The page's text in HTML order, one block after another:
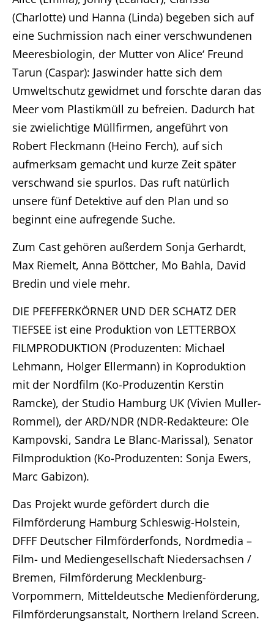
(Charlotte) und Hanna (Linda) begeben sich auf
eine Suchmission nach einer verschwundenen
Meeresbiologin, der Mutter von Alice‘ Freund
Tarun (Caspar): Jaswinder hatte sich dem
Umweltschutz gewidmet und forschte daran das
Meer vom Plastikmüll zu befreien. Dadurch hat
sie zwielichtige Müllfirmen, angeführt von
Robert Fleckmann (Heino Ferch), auf sich
aufmerksam gemacht und kurze Zeit später
verschwand sie spurlos. Das ruft natürlich
unsere fünf Detektive auf den Plan und so
beginnt eine aufregende Suche.
Zum Cast gehören außerdem Sonja Gerhardt,
Max Riemelt, Anna Böttcher, Mo Bahla, David
Bredin und viele mehr.
DIE PFEFFERKÖRNER UND DER SCHATZ DER
TIEFSEE ist eine Produktion von LETTERBOX
FILMPRODUKTION (Produzenten: Michael
Lehmann, Holger Ellermann) in Koproduktion
mit der Nordfilm (Ko-Produzentin Kerstin
Ramcke), der Studio Hamburg UK (Vivien Muller-
Rommel), der ARD/NDR (NDR-Redakteure: Ole
Kampovski, Sandra Le Blanc-Marissal), Senator
Filmproduktion (Ko-Produzenten: Sonja Ewers,
Marc Gabizon).
Das Projekt wurde gefördert durch die
Filmförderung Hamburg Schleswig-Holstein,
DFFF Deutscher Filmförderfonds, Nordmedia –
Film- und Mediengesellschaft Niedersachsen /
Bremen, Filmförderung Mecklenburg-
Vorpommern, Mitteldeutsche Medienförderung,
Filmförderungsanstalt, Northern Ireland Screen.
Home
Unternehmen
Produktionen
Presse
Karriere
Kontakt
Impressum